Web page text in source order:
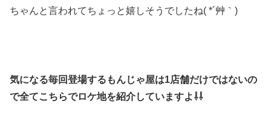
ちゃんと言われてちょっと嬉しそうでしたね( *´艸｀)
気になる毎回登場するもんじゃ屋は1店舗だけではないの
で全てこちらでロケ地を紹介していますよ⇩⇩